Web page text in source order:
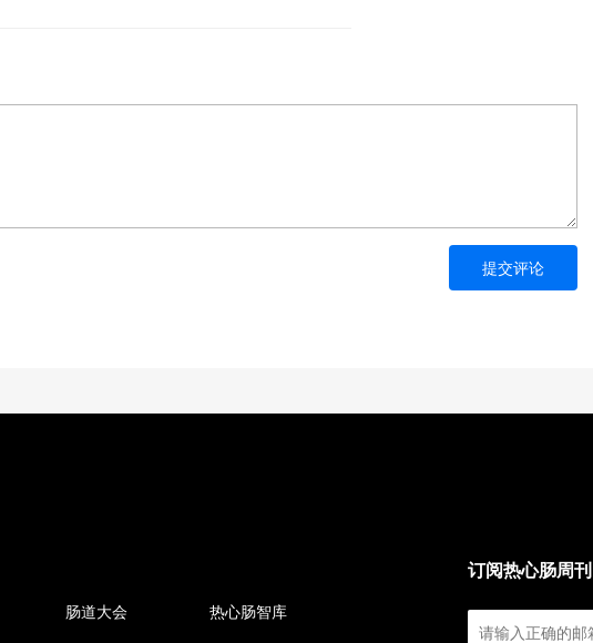
提交评论
肠道大会
热心肠智库
订阅热心肠周刊